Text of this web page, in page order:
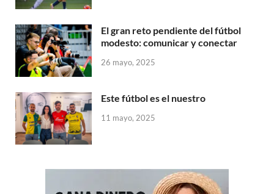
El gran reto pendiente del fútbol
modesto: comunicar y conectar
26 mayo, 2025
Este fútbol es el nuestro
11 mayo, 2025